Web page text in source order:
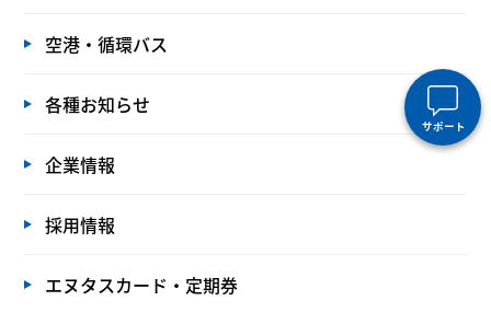
サポート
空港・循環バス
各種お知らせ
企業情報
採用情報
エヌタスカード・定期券